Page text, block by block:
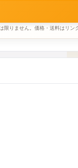
限りません。価格・送料はリン